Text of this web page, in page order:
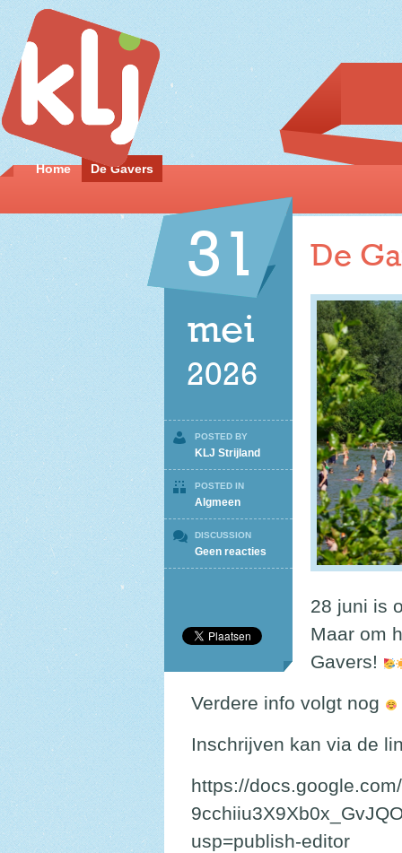
Home De Gavers
31
mei
2026
POSTED BY
KLJ Strijland
POSTED IN
Algmeen
DISCUSSION
Geen reacties
De
De
28 juni is
Maar om
Gavers!
Verdere info volgt nog
Inschrijven kan via de
https://
usp=publish-editor